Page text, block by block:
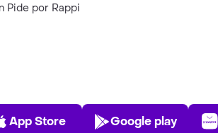
Pide por Rappi
App Store
App Store
Play Store
Google play